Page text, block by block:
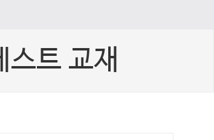
스트 교재